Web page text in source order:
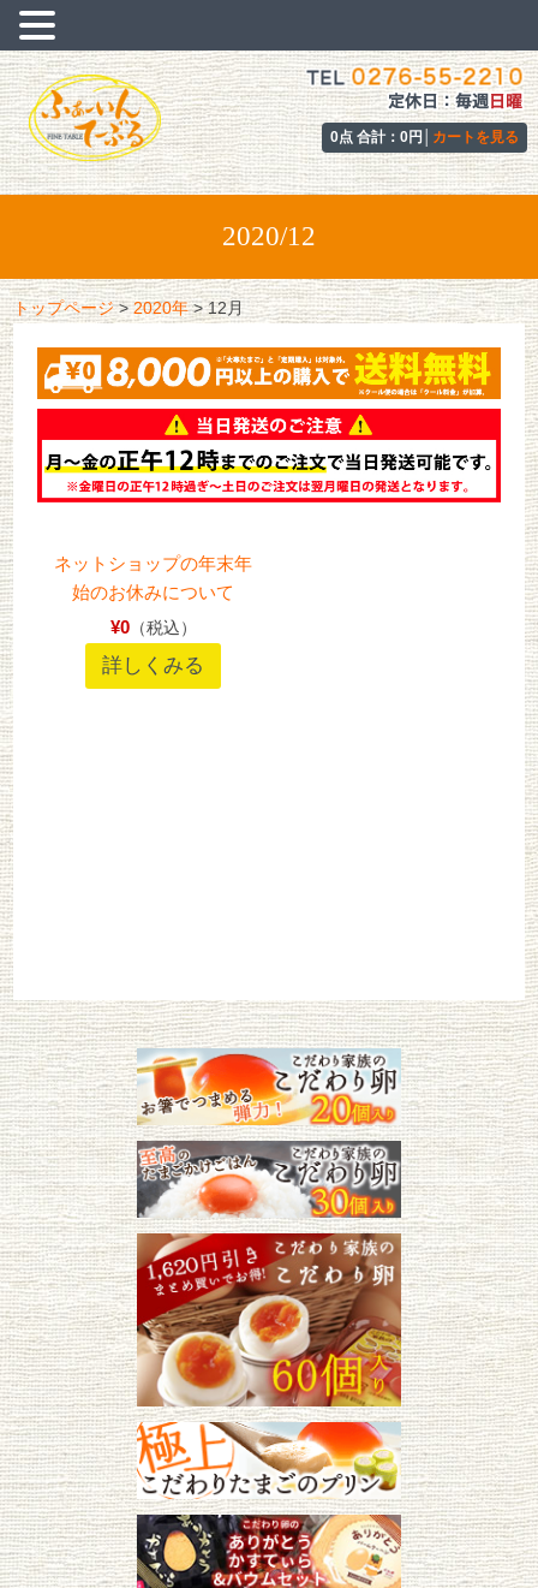
0点 合計：0円│ カートを見る
2020/12
トップページ>2020年>12月
ネットショップの年末年
始のお休みについて
¥0（税込）
詳しくみる